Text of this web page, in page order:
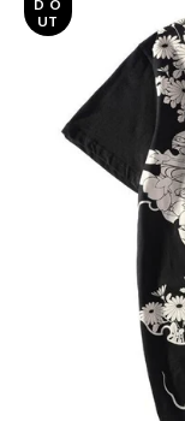
D O
UT